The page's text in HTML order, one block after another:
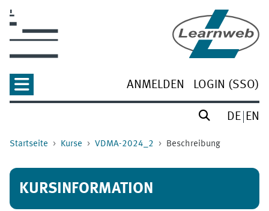
ANMELDEN LOGIN (SSO)
DE EN
Startseite Kurse VDMA-2024_2 Beschreibung
KURSINFORMATION